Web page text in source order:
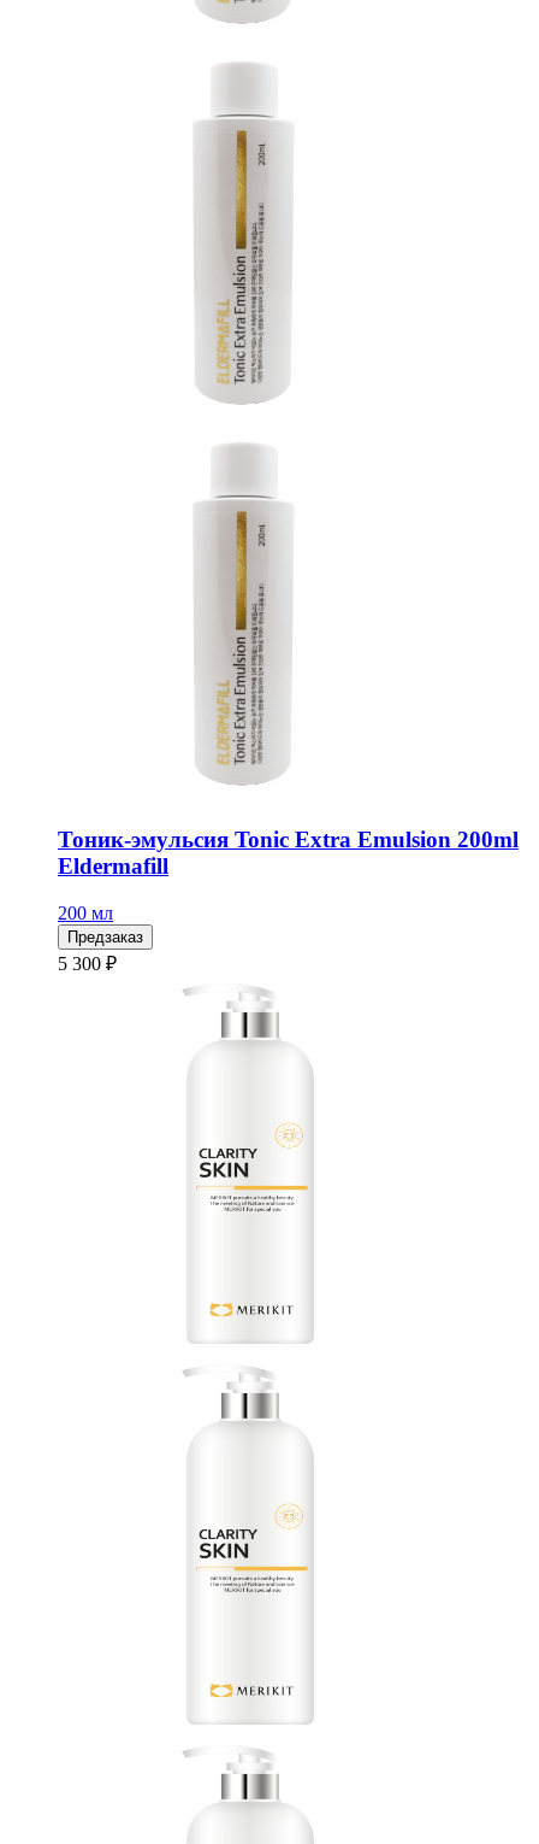
Тоник-эмульсия Tonic Extra Emulsion 200ml
Eldermafill
200 мл
Предзаказ
5 300 ₽